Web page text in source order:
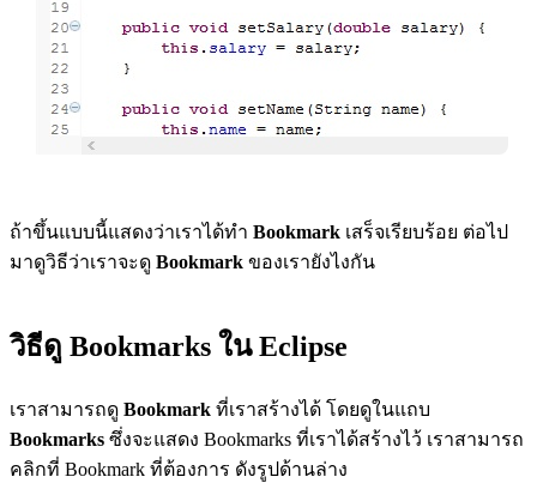
ถ้าขึ้นแบบนี้แสดงว่าเราได้ทำ Bookmark เสร็จเรียบร้อย ต่อไป
มาดูวิธีว่าเราจะดู Bookmark ของเรายังไงกัน
วิธีดู Bookmarks ใน Eclipse
เราสามารถดู Bookmark ที่เราสร้างได้ โดยดูในแถบ
Bookmarks ซึ่งจะแสดง Bookmarks ที่เราได้สร้างไว้ เราสามารถ
คลิกที่ Bookmark ที่ต้องการ ดังรูปด้านล่าง